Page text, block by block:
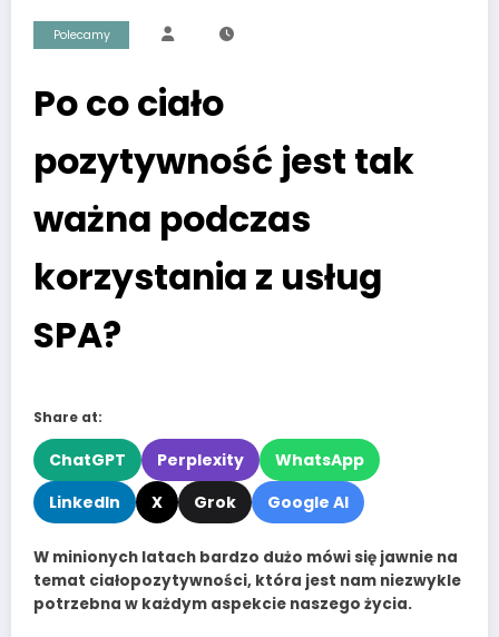
Polecamy
Po co ciało
pozytywność jest tak
ważna podczas
korzystania z usług
SPA?
Share at:
ChatGPT Perplexity
WhatsApp
LinkedIn
X Grok Google AI
W minionych latach bardzo dużo mówi się jawnie na
temat ciałopozytywności, która jest nam niezwykle
potrzebna w każdym aspekcie naszego życia.